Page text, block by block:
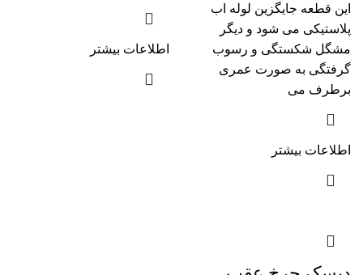
این قطعه جایگزین لوله اب
پلاستیکی می شود و دیگر
مشگل شکستگی و رسوب
گرفتگی به صورت عمری
برطرف می
اطلاعات بیشتر
اطلاعات بیشتر